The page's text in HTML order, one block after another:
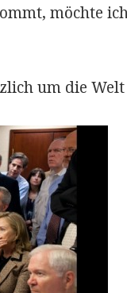
möchte
um die